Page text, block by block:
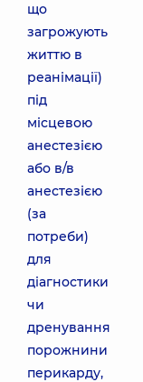
що
загрожують
життю в
реанімації)
під
місцевою
анестезією
або в/в
анестезією
(за
потреби)
для
діагностики
чи
дренування
порожнини
перикарду,